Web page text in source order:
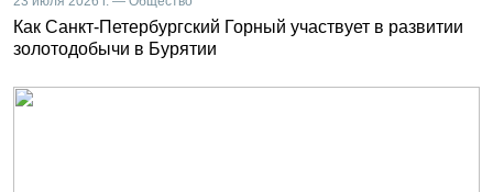
Как Санкт-Петербургский Горный участвует в развитии
золотодобычи в Бурятии